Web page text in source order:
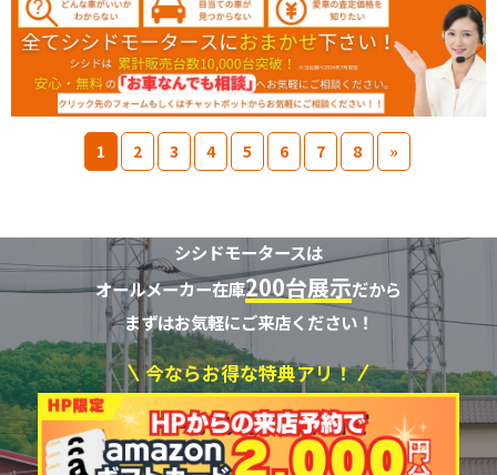
1 2 3 4 5 6 7 8 »
シシドモータースは
オールメーカー在庫200台展示だから
まずはお気軽にご来店ください！
今ならお得な特典アリ！